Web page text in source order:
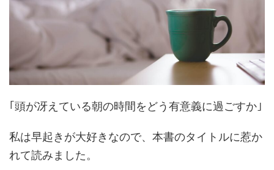
｢頭が冴えている朝の時間をどう有意義に過ごすか｣
私は早起きが大好きなので、本書のタイトルに惹か
れて読みました。